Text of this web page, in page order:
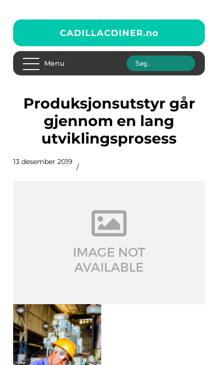
CADILLACDINER.no
Menu
Produksjonsutstyr går
gjennom en lang
utviklingsprosess
13 desember 2019